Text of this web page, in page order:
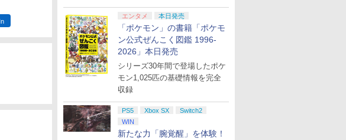
エンタメ 本日発売
「ポケモン」の書籍「ポケモ
ン公式ぜんこく図鑑 1996-
2026」本日発売
シリーズ30年間で登場したポケ
モン1,025匹の基礎情報を完全
収録
PS5 Xbox SX
Switch2
WIN
新たな力「腕覚醒」を体験！